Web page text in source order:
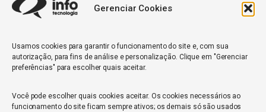
Gerenciar Cookies
Usamos cookies para garantir o funcionamento do site e, com sua
autorização, para fins de análise e personalização. Clique em "Gerenciar
preferências" para escolher quais aceitar.
Você pode escolher quais cookies aceitar. Os cookies necessários ao
funcionamento do site ficam sempre ativos; os demais só são usados
Quantidade de veículos da frota*
ENVIAR